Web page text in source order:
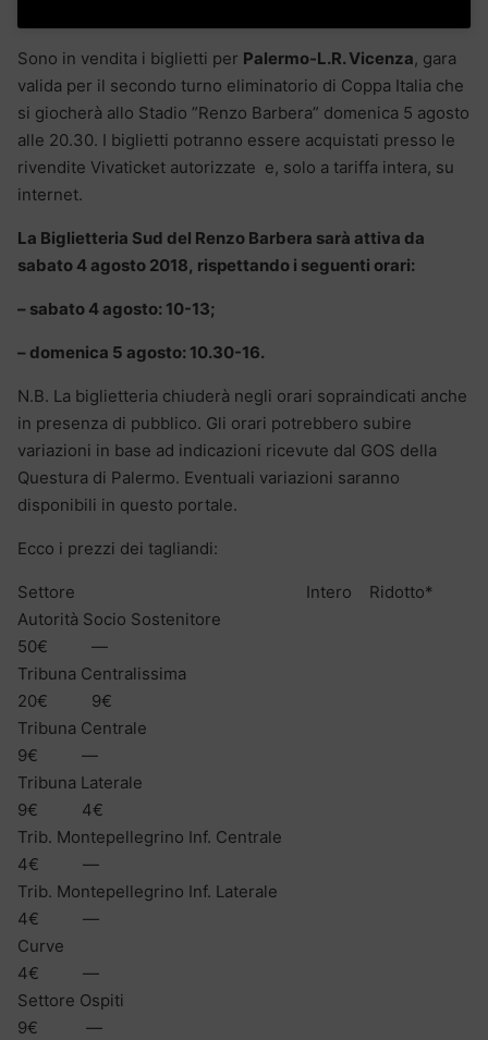
Sono in vendita i biglietti per Palermo-L.R. Vicenza, gara
valida per il secondo turno eliminatorio di Coppa Italia che
si giocherà allo Stadio ”Renzo Barbera” domenica 5 agosto
alle 20.30. I biglietti potranno essere acquistati presso le
rivendite Vivaticket autorizzate e, solo a tariffa intera, su
internet.
La Biglietteria Sud del Renzo Barbera sarà attiva da
sabato 4 agosto 2018, rispettando i seguenti orari:
– sabato 4 agosto: 10-13;
– domenica 5 agosto: 10.30-16.
N.B. La biglietteria chiuderà negli orari sopraindicati anche
in presenza di pubblico. Gli orari potrebbero subire
variazioni in base ad indicazioni ricevute dal GOS della
Questura di Palermo. Eventuali variazioni saranno
disponibili in questo portale.
Ecco i prezzi dei tagliandi:
Settore Intero Ridotto*
Autorità Socio Sostenitore
50€ —
Tribuna Centralissima
20€ 9€
Tribuna Centrale
9€ —
Tribuna Laterale
9€ 4€
Trib. Montepellegrino Inf. Centrale
4€ —
Trib. Montepellegrino Inf. Laterale
4€ —
Curve
4€ —
Settore Ospiti
9€ —